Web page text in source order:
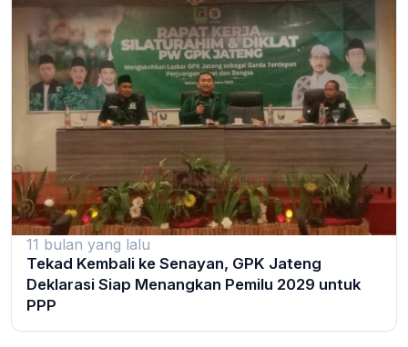
11 bulan yang lalu
Tekad Kembali ke Senayan, GPK Jateng
Deklarasi Siap Menangkan Pemilu 2029 untuk
PPP